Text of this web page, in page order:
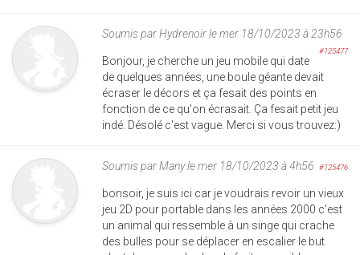
Soumis parHydrenoirle mer 18/10/2023 à 23h56
#125477
Bonjour, je cherche un jeu mobile qui date
de quelques années, une boule géante devait
écraser le décors et ça fesait des points en
fonction de ce qu'on écrasait. Ça fesait petit jeu
indé. Désolé c'est vague. Merci si vous trouvez:)
Soumis parManyle mer 18/10/2023 à 4h56 #125476
bonsoir, je suis ici car je voudrais revoir un vieux
jeu 2D pour portable dans les années 2000 c'est
un animal qui ressemble à un singe qui crache
des bulles pour se déplacer en escalier le but